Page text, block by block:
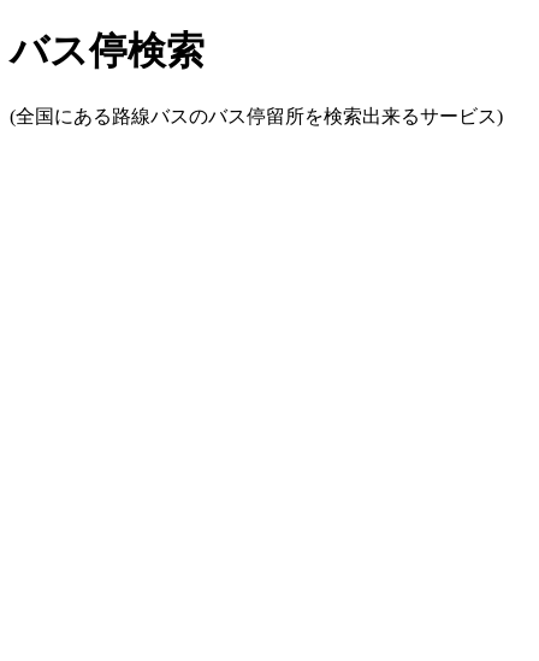
バス停検索
(全国にある路線バスのバス停留所を検索出来るサービス)